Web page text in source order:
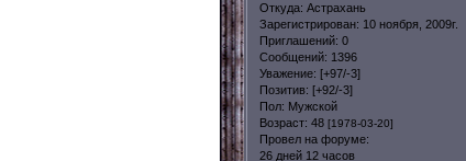
Откуда: Астрахань
Зарегистрирован: 10 ноября, 2009г.
Приглашений: 0
Сообщений: 1396
Уважение: [+97/-3]
Позитив: [+92/-3]
Пол: Мужской
Возраст: 48 [1978-03-20]
Провел на форуме:
26 дней 12 часов